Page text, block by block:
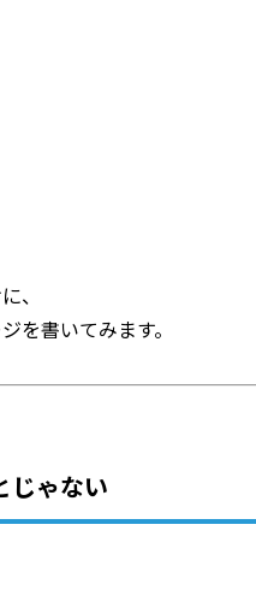
、
を書いてみます。
じゃない